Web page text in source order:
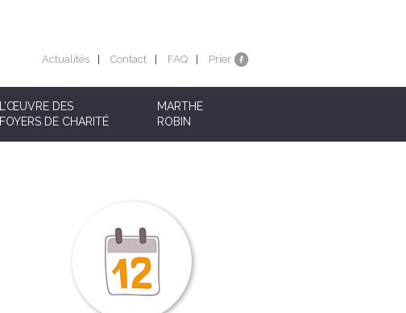
Actualités Contact FAQ Prier
L’ŒUVRE DES
FOYERS DE CHARITÉ
MARTHE
ROBIN